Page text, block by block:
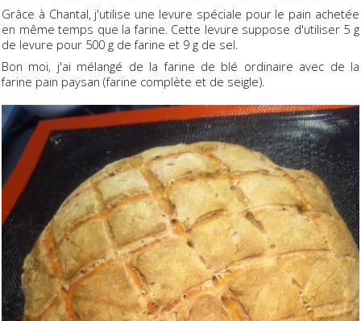
Grâce à Chantal, j'utilise une levure spéciale pour le pain achetée
en même temps que la farine. Cette levure suppose d'utiliser 5 g
de levure pour 500 g de farine et 9 g de sel.
Bon moi, j'ai mélangé de la farine de blé ordinaire avec de la
farine pain paysan (farine complète et de seigle).